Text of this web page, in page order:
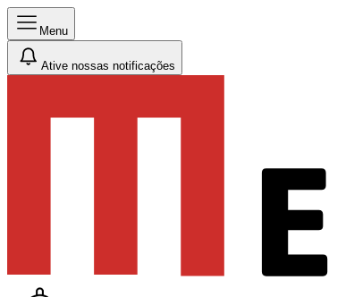
Menu
Ative nossas notificações